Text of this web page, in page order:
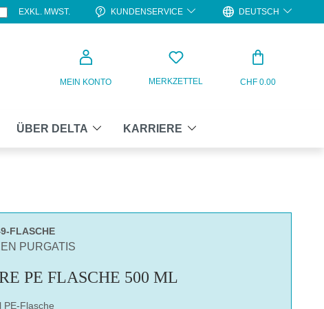
EXKL. MWST. KUNDENSERVICE DEUTSCH
MEIN KONTO MERKZETTEL CHF 0.00
ÜBER DELTA KARRIERE
FLASCHE
PURGATIS
PE FLASCHE 500 ML
PE-Flasche